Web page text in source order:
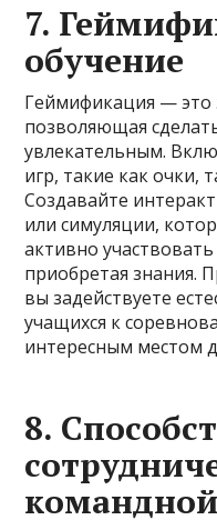
7.
обучение
Геймификация — это
позволяющая
увлекательным.
игр, такие как очки,
Создавайте
или симуляции,
активно
приобретая знания.
вы задействуете
учащихся к
интересным местом
8.